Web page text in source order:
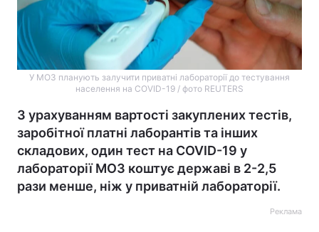
У МОЗ планують залучити приватні лабораторії до тестування
населення на COVID-19 / фото REUTERS
З урахуванням вартості закуплених тестів,
заробітної платні лаборантів та інших
складових, один тест на COVID-19 у
лабораторії МОЗ коштує державі в 2-2,5
рази менше, ніж у приватній лабораторії.
Реклама